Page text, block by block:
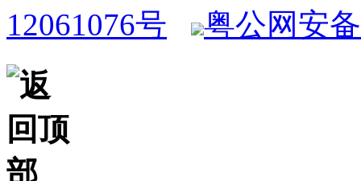
12061076号
粤公网安